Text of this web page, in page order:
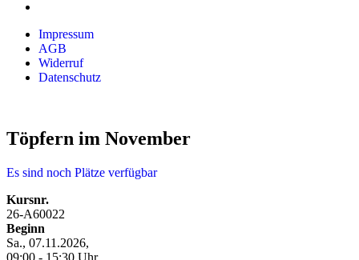
Impressum
AGB
Widerruf
Datenschutz
Töpfern im November
Es sind noch Plätze verfügbar
Kursnr.
26-A60022
Beginn
Sa., 07.11.2026,
09:00 - 15:30 Uhr